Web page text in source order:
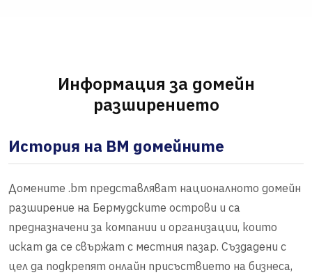
Информация за домейн
разширението
История на BM домейните
Домените .bm представляват националното домейн
разширение на Бермудските острови и са
предназначени за компании и организации, които
искат да се свържат с местния пазар. Създадени с
цел да подкрепят онлайн присъствието на бизнеса,